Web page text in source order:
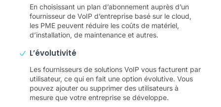
En choisissant un plan d’abonnement auprès d’un
fournisseur de VoIP d’entreprise basé sur le cloud,
les PME peuvent réduire les coûts de matériel,
d’installation, de maintenance et autres.
L’évolutivité
Les fournisseurs de solutions VoIP vous facturent par
utilisateur, ce qui en fait une option évolutive. Vous
pouvez ajouter ou supprimer des utilisateurs à
mesure que votre entreprise se développe.